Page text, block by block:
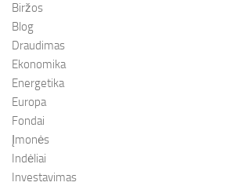
Biržos
Blog
Draudimas
Ekonomika
Energetika
Europa
Fondai
Įmonės
Indėliai
Investavimas